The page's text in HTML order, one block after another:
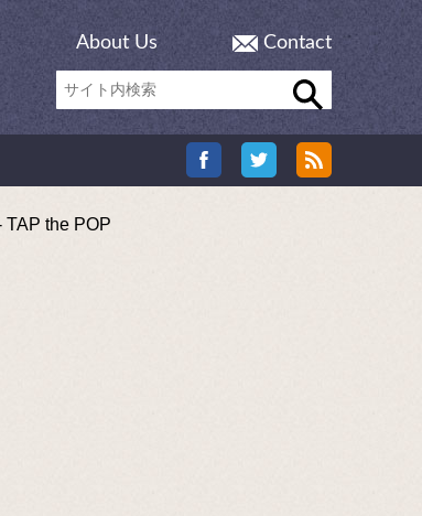
About Us Contact
the POP